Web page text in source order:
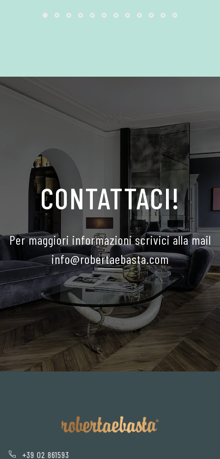
CONTATTACI!
Per maggiori informazioni scrivici alla mail
info@robertaebasta.com
+39 02 861593